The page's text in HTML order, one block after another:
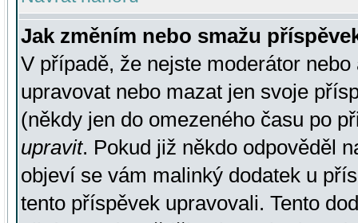
Jak změním nebo smažu
V případě, že nejste moderátor
upravovat nebo mazat jen svoje
(někdy jen do omezeného času po
upravit. Pokud již někdo odpověděl
objeví se vám malinký dodatek u
tento příspěvek upravovali. Tento